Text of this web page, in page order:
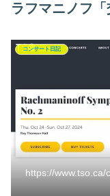
ラフマニノフ
コンサート日記
https://